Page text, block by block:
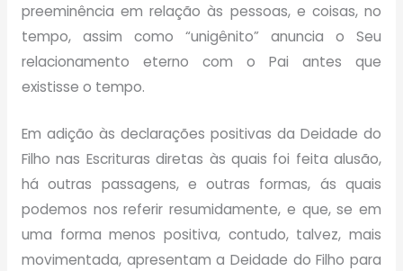
preeminência em relação às pessoas, e coisas, no
tempo, assim como “unigênito” anuncia o Seu
relacionamento eterno com o Pai antes que
existisse o tempo.
Em adição às declarações positivas da Deidade do
Filho nas Escrituras diretas às quais foi feita alusão,
há outras passagens, e outras formas, ás quais
podemos nos referir resumidamente, e que, se em
uma forma menos positiva, contudo, talvez, mais
movimentada, apresentam a Deidade do Filho para